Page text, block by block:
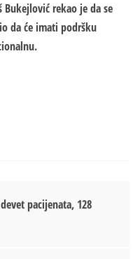
rekao je da se
da će imati podršku
devet pacijenata, 128